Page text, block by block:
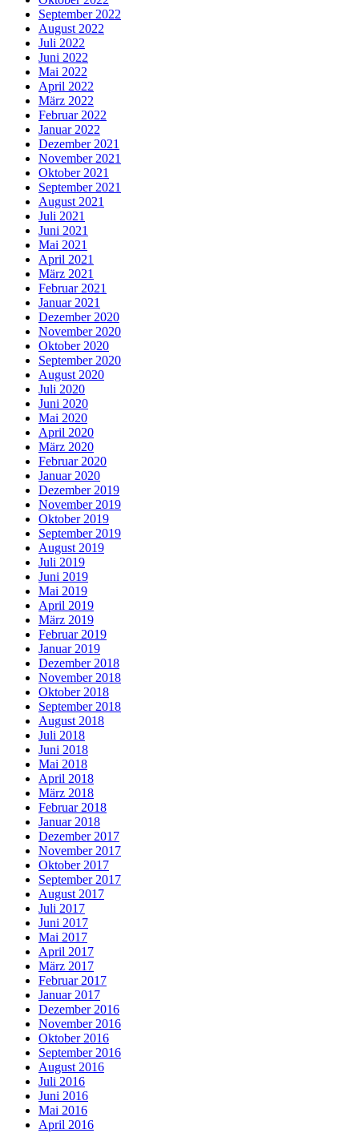
September 2022
August 2022
Juli 2022
Juni 2022
Mai 2022
April 2022
März 2022
Februar 2022
Januar 2022
Dezember 2021
November 2021
Oktober 2021
September 2021
August 2021
Juli 2021
Juni 2021
Mai 2021
April 2021
März 2021
Februar 2021
Januar 2021
Dezember 2020
November 2020
Oktober 2020
September 2020
August 2020
Juli 2020
Juni 2020
Mai 2020
April 2020
März 2020
Februar 2020
Januar 2020
Dezember 2019
November 2019
Oktober 2019
September 2019
August 2019
Juli 2019
Juni 2019
Mai 2019
April 2019
März 2019
Februar 2019
Januar 2019
Dezember 2018
November 2018
Oktober 2018
September 2018
August 2018
Juli 2018
Juni 2018
Mai 2018
April 2018
März 2018
Februar 2018
Januar 2018
Dezember 2017
November 2017
Oktober 2017
September 2017
August 2017
Juli 2017
Juni 2017
Mai 2017
April 2017
März 2017
Februar 2017
Januar 2017
Dezember 2016
November 2016
Oktober 2016
September 2016
August 2016
Juli 2016
Juni 2016
Mai 2016
April 2016